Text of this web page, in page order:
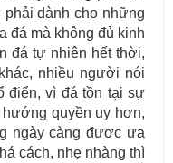
phải dành cho những
đá mà không đủ kinh
đá tự nhiên hết thời,
nhiều người nói
điển, vì đá tồn tại sự
quyền uy hơn,
ngày càng được ưa
cách, nhẹ nhàng thì